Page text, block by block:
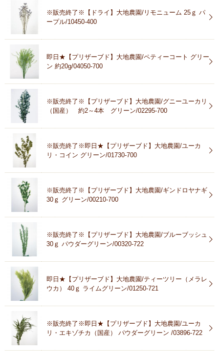
※販売終了※【ドライ】大地農園/リモニューム 25ｇ パ
ープル/10450-400
即日★【プリザーブド】大地農園/ペティーコート グリー
ン 約20g/04050-700
※販売終了※【プリザーブド】大地農園/グニーユーカリ
（国産） 約2～4本 グリーン/02295-700
※販売終了※即日★【プリザーブド】大地農園/ユーカ
リ・コイン グリーン/01730-700
※販売終了※【プリザーブド】大地農園/ギンドロヤナギ
30ｇ グリーン/00210-700
※販売終了※【プリザーブド】大地農園/ブルーブッシュ
30ｇ パウダーグリーン/00320-722
即日★【プリザーブド】大地農園/ティーツリー（メラレ
ウカ） 40ｇ ライムグリーン/01250-721
※販売終了※即日★【プリザーブド】大地農園/ユーカ
リ・エキゾチカ（国産） パウダーグリーン /03896-722